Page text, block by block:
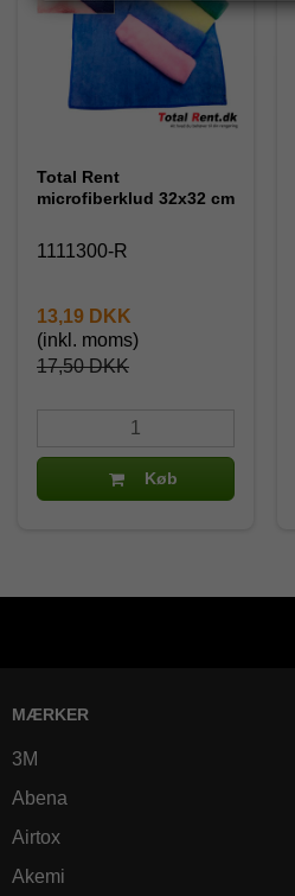
Total Rent
microfiberklud 32x32 cm
1111300-R
17,50 DKK
13,19 DKK
(inkl. moms)
Køb
MÆRKER
3M
Abena
Airtox
Akemi